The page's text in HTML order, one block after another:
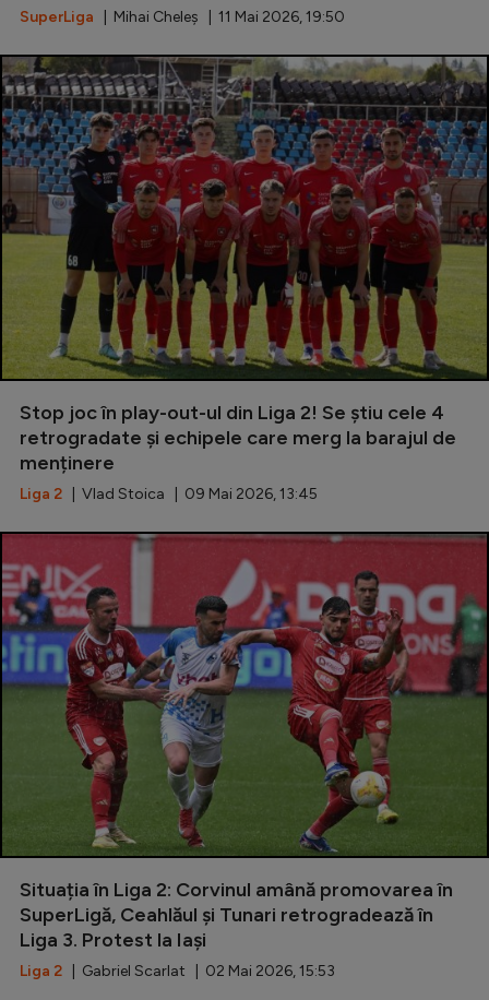
Campionate
Starurile fotbalului
EURO 2024
Stranieri
Clasamente
Tenis
Handbal
Natație
Formula 1
Ciclism
Alte sporturi
JO 2024
JO 2026
Intră în cont
Creează cont
SuperLiga | Mihai Cheleș | 11 Mai 2026, 19:50
Stop joc în play-out-ul din Liga 2! Se știu cele 4
retrogradate și echipele care merg la barajul de
menținere
Liga 2 | Vlad Stoica | 09 Mai 2026, 13:45
Situația în Liga 2: Corvinul amână promovarea în
SuperLigă, Ceahlăul și Tunari retrogradează în
Liga 3. Protest la Iași
Liga 2 | Gabriel Scarlat | 02 Mai 2026, 15:53